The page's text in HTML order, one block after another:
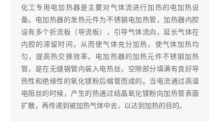
化工专用 电加热器是主要对气体流进行加热的电加热设
备。 电加热器的发热元件为不锈钢电加热管，加热器内腔
设有多个折流板（导流板），引导气体流向，延长气体在
内腔的滞留时间，从而使气体充分加热，使气体加热均
匀，提高热交换效率。电加热器的加热元件不锈钢加热
管，是在无缝钢管内装入电热丝，空隙部分填满有良好导
热性和绝缘性的氧化镁粉后缩管而成的。当电流通过高温
电阻丝的时候，产生的热通过结晶氧化镁粉向加热管表面
扩散，再传递到被加热气体中去，以达到加热的目的。